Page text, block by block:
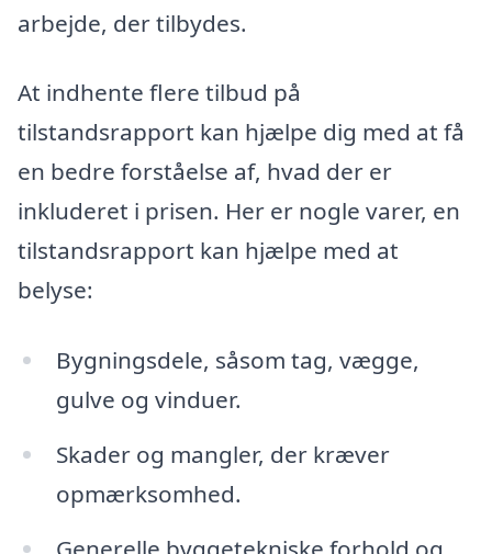
arbejde, der tilbydes.
At indhente flere tilbud på
tilstandsrapport kan hjælpe dig med at få
en bedre forståelse af, hvad der er
inkluderet i prisen. Her er nogle varer, en
tilstandsrapport kan hjælpe med at
belyse:
Bygningsdele, såsom tag, vægge,
gulve og vinduer.
Skader og mangler, der kræver
opmærksomhed.